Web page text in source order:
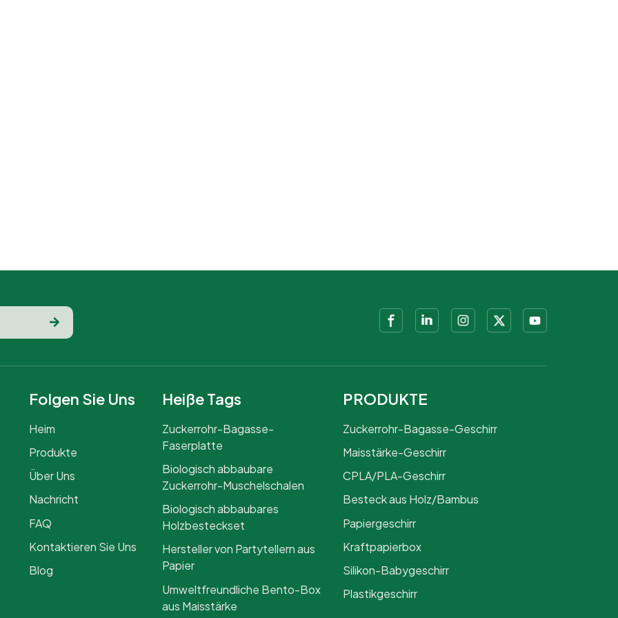
Folgen Sie Uns
Heim
Produkte
Über Uns
Nachricht
FAQ
Kontaktieren Sie Uns
Blog
Heiße Tags
Zuckerrohr-Bagasse-
Faserplatte
Biologisch abbaubare
Zuckerrohr-Muschelschalen
Biologisch abbaubares
Holzbesteckset
Hersteller von Partytellern aus
Papier
Umweltfreundliche Bento-Box
aus Maisstärke
PRODUKTE
Zuckerrohr-Bagasse-Geschirr
Maisstärke-Geschirr
CPLA/PLA-Geschirr
Besteck aus Holz/Bambus
Papiergeschirr
Kraftpapierbox
Silikon-Babygeschirr
Plastikgeschirr